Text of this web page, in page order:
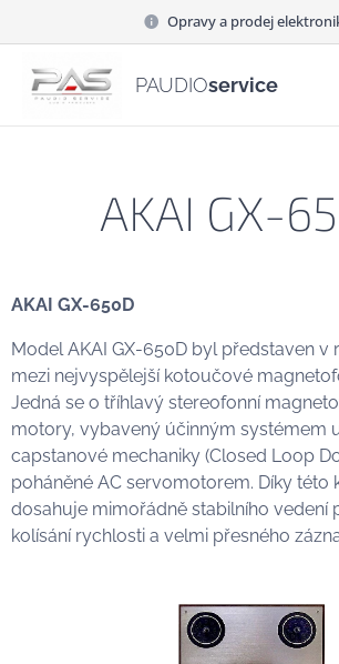
Opravy a prodej
PAUDIOservice
AKAI GX-
AKAI GX-650D
Model AKAI GX-650D byl představen v
mezi nejvyspělejší kotoučové
Jedná se o tříhlavý stereofonní
motory, vybavený účinným systémem
capstanové mechaniky (Closed Loop
poháněné AC servomotorem. Díky této
dosahuje mimořádně stabilního vedení
kolísání rychlosti a velmi přesného